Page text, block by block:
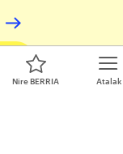
Atalak
Nire BERRIA